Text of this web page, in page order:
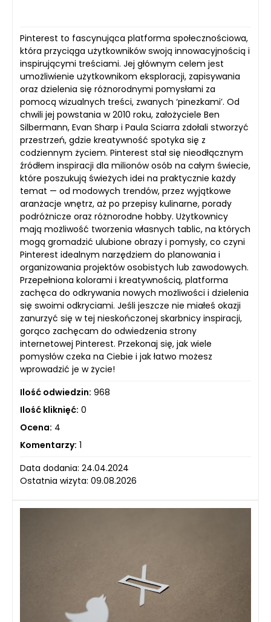
Pinterest to fascynująca platforma społecznościowa,
która przyciąga użytkowników swoją innowacyjnością i
inspirującymi treściami. Jej głównym celem jest
umożliwienie użytkownikom eksploracji, zapisywania
oraz dzielenia się różnorodnymi pomysłami za
pomocą wizualnych treści, zwanych ‘pinezkami’. Od
chwili jej powstania w 2010 roku, założyciele Ben
Silbermann, Evan Sharp i Paula Sciarra zdołali stworzyć
przestrzeń, gdzie kreatywność spotyka się z
codziennym życiem. Pinterest stał się nieodłącznym
źródłem inspiracji dla milionów osób na całym świecie,
które poszukują świeżych idei na praktycznie każdy
temat — od modowych trendów, przez wyjątkowe
aranżacje wnętrz, aż po przepisy kulinarne, porady
podróżnicze oraz różnorodne hobby. Użytkownicy
mają możliwość tworzenia własnych tablic, na których
mogą gromadzić ulubione obrazy i pomysły, co czyni
Pinterest idealnym narzędziem do planowania i
organizowania projektów osobistych lub zawodowych.
Przepełniona kolorami i kreatywnością, platforma
zachęca do odkrywania nowych możliwości i dzielenia
się swoimi odkryciami. Jeśli jeszcze nie miałeś okazji
zanurzyć się w tej nieskończonej skarbnicy inspiracji,
gorąco zachęcam do odwiedzenia strony
internetowej Pinterest. Przekonaj się, jak wiele
pomysłów czeka na Ciebie i jak łatwo możesz
wprowadzić je w życie!
Ilość odwiedzin: 968
Ilość kliknięć: 0
Ocena: 4
Komentarzy: 1
Data dodania: 24.04.2024
Ostatnia wizyta: 09.08.2026